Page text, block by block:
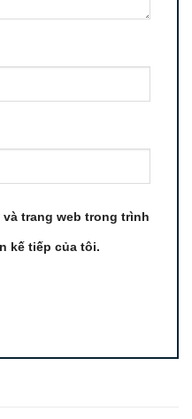
trang web trong trình
kế tiếp của tôi.